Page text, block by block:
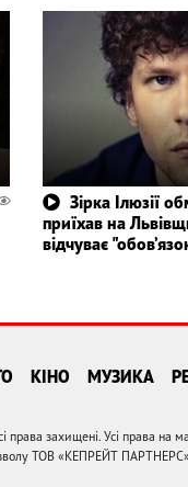
Зірка Ілюзії
приїхав на
відчуває
КІНО МУЗИКА
захищені. Усі права на
ТОВ «КЕПРЕЙТ